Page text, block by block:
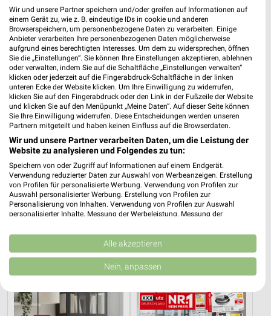
XXXLutz
9,1 km
Junges Wohnen
Gültig bis Fr. 14.08.
XXXLutz
9,1 km
Noch heute gültig
XXXLutz
Wir und unsere Partner speichern und/oder greifen auf Informationen auf
einem Gerät zu, wie z. B. eindeutige IDs in cookie und anderen
Browserspeichern, um personenbezogene Daten zu verarbeiten. Einige
Anbieter verarbeiten Ihre personenbezogenen Daten möglicherweise
aufgrund eines berechtigten Interesses. Um dem zu widersprechen, öffnen
Sie die „Einstellungen“. Sie können Ihre Einstellungen akzeptieren, ablehnen
oder verwalten, indem Sie auf die Schaltfläche „Einstellungen verwalten“
klicken oder jederzeit auf die Fingerabdruck-Schaltfläche in der linken
unteren Ecke der Website klicken. Um Ihre Einwilligung zu widerrufen,
klicken Sie auf den Fingerabdruck oder den Link in der Fußzeile der Website
und klicken Sie auf den Menüpunkt „Meine Daten“. Auf dieser Seite können
Sie Ihre Einwilligung widerrufen. Diese Entscheidungen werden unseren
Partnern mitgeteilt und haben keinen Einfluss auf die Browserdaten.
Wir und unsere Partner verarbeiten Daten, um die Leistung der
Website zu analysieren und Folgendes zu tun:
Speichern von oder Zugriff auf Informationen auf einem Endgerät.
Verwendung reduzierter Daten zur Auswahl von Werbeanzeigen. Erstellung
von Profilen für personalisierte Werbung. Verwendung von Profilen zur
Auswahl personalisierter Werbung. Erstellung von Profilen zur
Personalisierung von Inhalten. Verwendung von Profilen zur Auswahl
personalisierter Inhalte. Messung der Werbeleistung. Messung der
Kombinationen von Daten aus verschiedenen Quellen. Entwicklung und
Verbesserung der Angebote. Verwendung reduzierter Daten zur Auswahl
von Inhalten.
Daten können außerhalb der Europäischen Union weitergegeben und in die
USA gesendet werden.
Website/App.
Partnerliste anzeigen (1 IAB-Anbieter)
Alle akzeptieren
Nein, anpassen